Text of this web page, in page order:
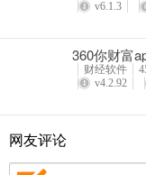
v6.1.3
360你财富
财经软件
v4.2.92
网友评论